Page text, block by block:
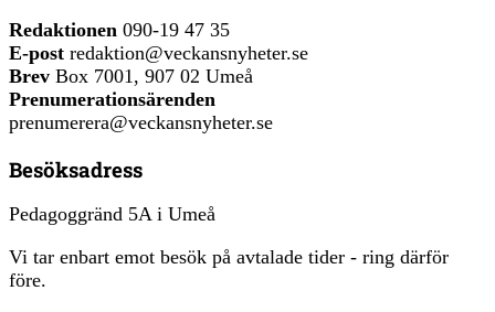
Redaktionen 090-19 47 35
E-post redaktion@veckansnyheter.se
Brev Box 7001, 907 02 Umeå
Prenumerationsärenden
prenumerera@veckansnyheter.se
Besöksadress
Pedagoggränd 5A i Umeå
Vi tar enbart emot besök på avtalade tider - ring därför
före.